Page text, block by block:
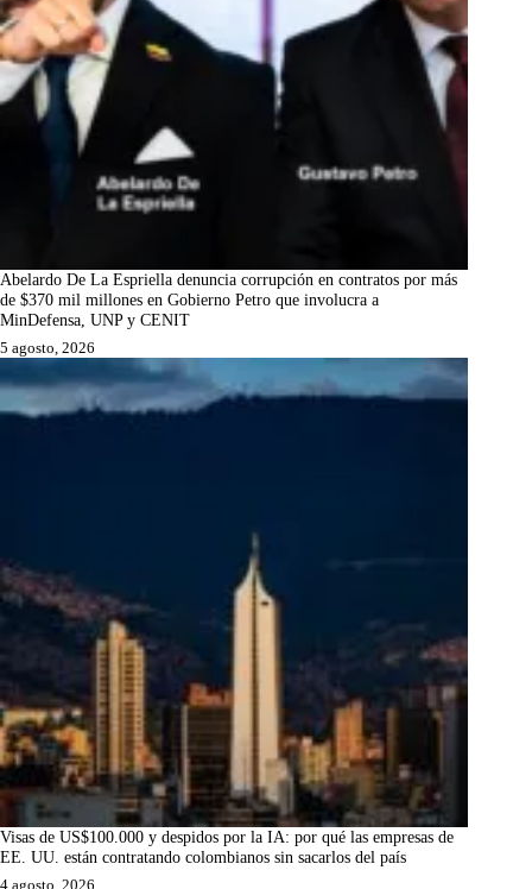
Abelardo De La Espriella denuncia corrupción en contratos por más
de $370 mil millones en Gobierno Petro que involucra a
MinDefensa, UNP y CENIT
5 agosto, 2026
Visas de US$100.000 y despidos por la IA: por qué las empresas de
EE. UU. están contratando colombianos sin sacarlos del país
4 agosto, 2026